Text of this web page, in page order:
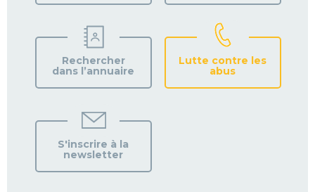
Rechercher
dans l’annuaire
Lutte contre les
abus
S'inscrire à la
newsletter